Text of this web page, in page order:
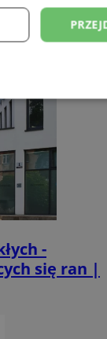
-
się ran |